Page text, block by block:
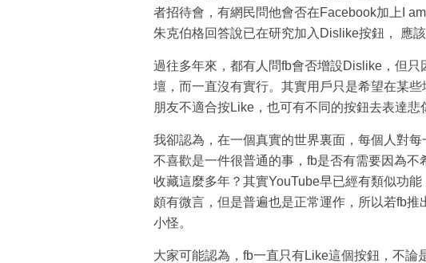
者招待會，有網民問他會否在Facebook加上I
朱克伯格回答說已在研究加入Dislike按鈕， 應該
過往多年來，都有人問fb會否增設Dislike，但
壇，而一直沒有實行。其實用戶只是希望在某
朋友不適合按Like，也可有不同的按鈕去表達悲
我卻認為，在一個真實的世界裏面，每個人對
不喜歡是一件很普通的事，fb是否有需要因為
收藏這麼多年？其實YouTube早已經有類似功
頗有微言，但是普遍也是正常運作，所以若fb
小怪。
大家可能認為，fb一直只有Like這個按鈕，不論